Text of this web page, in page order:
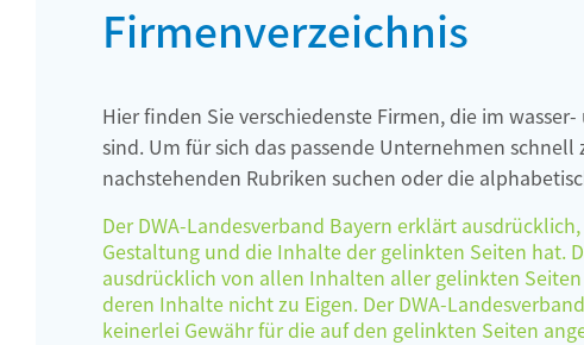
Firmenverzeichnis
Hier finden Sie verschiedenste Firmen, die im
sind. Um für sich das passende Unternehmen
nachstehenden Rubriken suchen oder die
Der DWA-Landesverband Bayern erklärt
Gestaltung und die Inhalte der gelinkten Seiten hat.
ausdrücklich von allen Inhalten aller gelinkten
deren Inhalte nicht zu Eigen. Der DWA-
keinerlei Gewähr für die auf den gelinkten Seiten